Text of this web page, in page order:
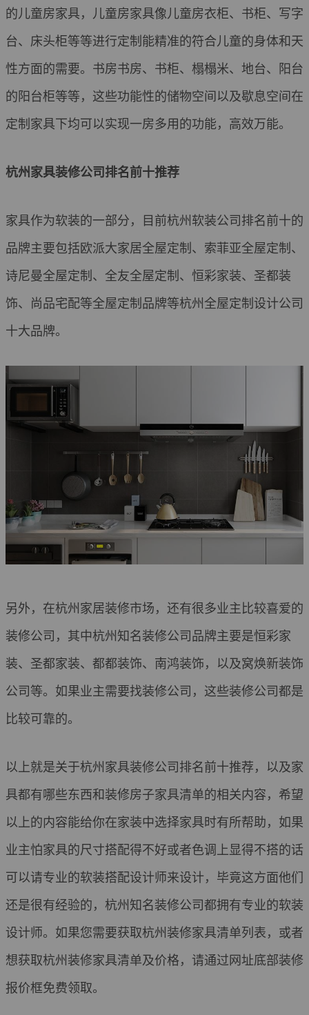
的儿童房家具，儿童房家具像儿童房衣柜、书柜、写字
台、床头柜等等进行定制能精准的符合儿童的身体和天
性方面的需要。书房书房、书柜、榻榻米、地台、阳台
的阳台柜等等，这些功能性的储物空间以及歇息空间在
定制家具下均可以实现一房多用的功能，高效万能。
杭州家具装修公司排名前十推荐
家具作为软装的一部分，目前杭州软装公司排名前十的
品牌主要包括欧派大家居全屋定制、索菲亚全屋定制、
诗尼曼全屋定制、全友全屋定制、恒彩家装、圣都装
饰、尚品宅配等全屋定制品牌等杭州全屋定制设计公司
十大品牌。
另外，在杭州家居装修市场，还有很多业主比较喜爱的
装修公司，其中杭州知名装修公司品牌主要是恒彩家
装、圣都家装、都都装饰、南鸿装饰，以及窝焕新装饰
公司等。如果业主需要找装修公司，这些装修公司都是
比较可靠的。
以上就是关于杭州家具装修公司排名前十推荐，以及家
具都有哪些东西和装修房子家具清单的相关内容，希望
以上的内容能给你在家装中选择家具时有所帮助，如果
业主怕家具的尺寸搭配得不好或者色调上显得不搭的话
可以请专业的软装搭配设计师来设计，毕竟这方面他们
还是很有经验的，杭州知名装修公司都拥有专业的软装
设计师。如果您需要获取杭州装修家具清单列表，或者
想获取杭州装修家具清单及价格，请通过网址底部装修
报价框免费领取。